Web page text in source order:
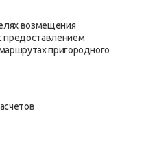
возмещения
предоставлением
пригородного